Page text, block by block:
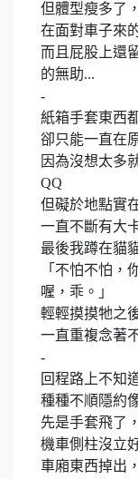
但體型瘦多了
在面對車子來
而且屁股上還
的無助...
-
紙箱手套東西
卻只能一直在
因為沒想太多
QQ
但礙於地點實
一直不斷有大
最後我蹲在貓
「不怕不怕，
喔，乖。」
輕輕摸摸牠之
一直重複念著
-
回程路上不知
種種不順隱約
先是手套飛了
機車側柱沒立
車廂東西掉出